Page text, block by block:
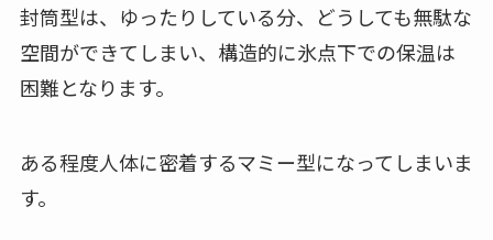
封筒型は、ゆったりしている分、どうしても無駄な
空間ができてしまい、構造的に氷点下での保温は
困難となります。
ある程度人体に密着するマミー型になってしまいま
す。